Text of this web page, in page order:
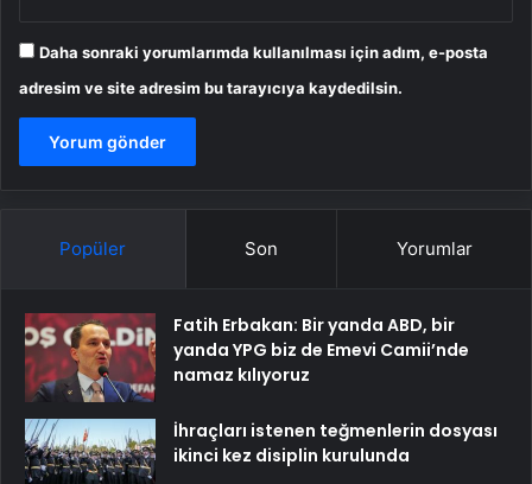
Daha sonraki yorumlarımda kullanılması için adım, e-posta
adresim ve site adresim bu tarayıcıya kaydedilsin.
Popüler Son Yorumlar
Fatih Erbakan: Bir yanda ABD, bir
yanda YPG biz de Emevi Camii’nde
namaz kılıyoruz
İhraçları istenen teğmenlerin dosyası
ikinci kez disiplin kurulunda